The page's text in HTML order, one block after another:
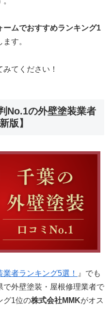
ームでおすすめランキング1
す。
てください！
No.1の外壁塗装業者
版】
者ランキング5選！
』でも
外壁塗装・屋根修理業者で
グ1位の株式会社MMKがオス